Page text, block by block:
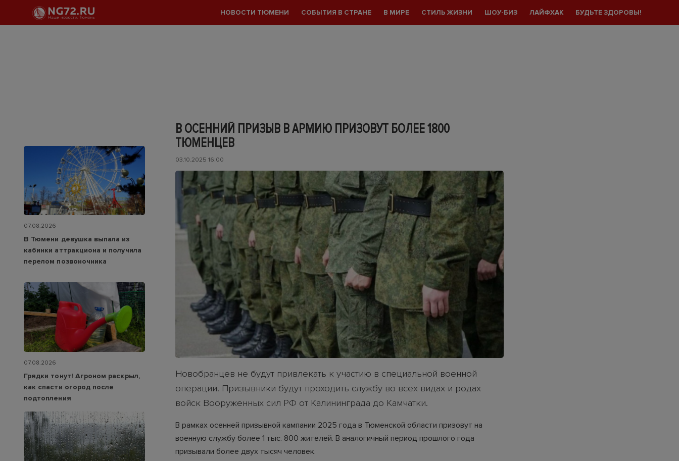
НОВОСТИ ТЮМЕНИ СОБЫТИЯ В СТРАНЕ В МИРЕ СТИЛЬ ЖИЗНИ ШОУ-БИЗ ЛАЙФХАК БУДЬТЕ ЗДОРОВЫ!
В ОСЕННИЙ ПРИЗЫВ В АРМИЮ ПРИЗОВУТ БОЛЕЕ 1800
ТЮМЕНЦЕВ
03.10.2025 16:00
Новобранцев не будут привлекать к участию в специальной военной
операции. Призывники будут проходить службу во всех видах и родах
войск Вооруженных сил РФ от Калининграда до Камчатки.
В рамках осенней призывной кампании 2025 года в Тюменской области призовут на
военную службу более 1 тыс. 800 жителей. В аналогичный период прошлого года
призывали более двух тысяч человек.
07.08.2026
В Тюмени девушка выпала из
кабинки аттракциона и получила
перелом позвоночника
07.08.2026
Грядки тонут! Агроном раскрыл,
как спасти огород после
подтопления